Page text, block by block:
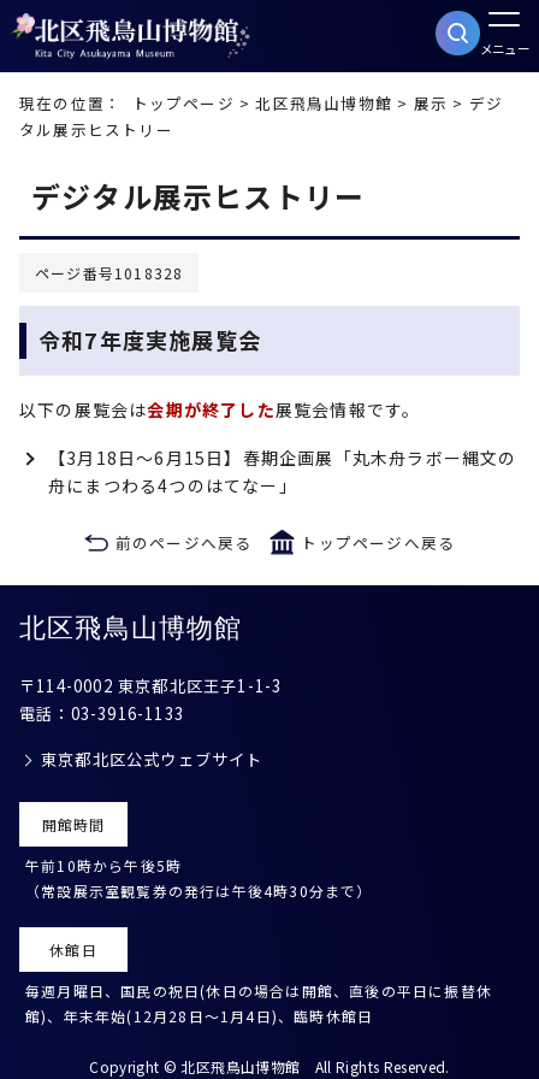
メニュー
現在の位置： トップページ >北区飛鳥山博物館 > 展示 > デジ
タル展示ヒストリー
デジタル展示ヒストリー
ページ番号1018328
令和7年度実施展覧会
以下の展覧会は会期が終了した展覧会情報です。
【3月18日～6月15日】春期企画展「丸木舟ラボー縄文の
舟にまつわる4つのはてなー」
前のページへ戻る トップページへ戻る
北区飛鳥山博物館
〒114-0002 東京都北区王子1-1-3
電話： 03-3916-1133
東京都北区公式ウェブサイト
開館時間
午前10時から午後5時
（常設展示室観覧券の発行は午後4時30分まで）
休館日
毎週月曜日、国民の祝日(休日の場合は開館、直後の平日に振替休
館)、年末年始(12月28日～1月4日)、臨時休館日
Copyright ©北区飛鳥山博物館 All Rights Reserved.